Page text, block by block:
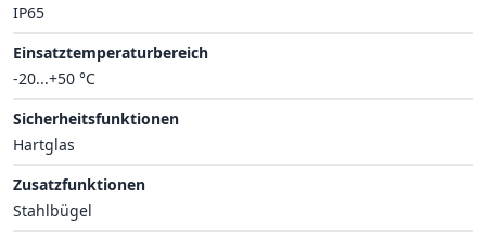
IP65
Einsatztemperaturbereich
-20...+50 °C
Sicherheitsfunktionen
Hartglas
Zusatzfunktionen
Stahlbügel